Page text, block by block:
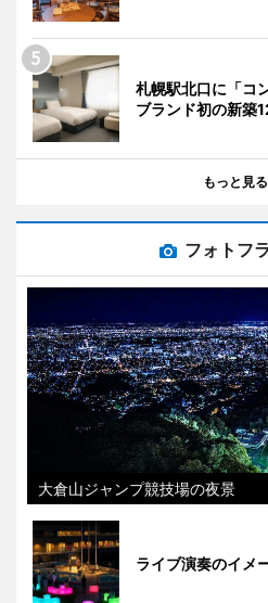
札幌駅北口に「コ
ブランド初の新築
もっと見る
フォトフ
大倉山ジャンプ競技場の夜景
ライブ演奏のイメ